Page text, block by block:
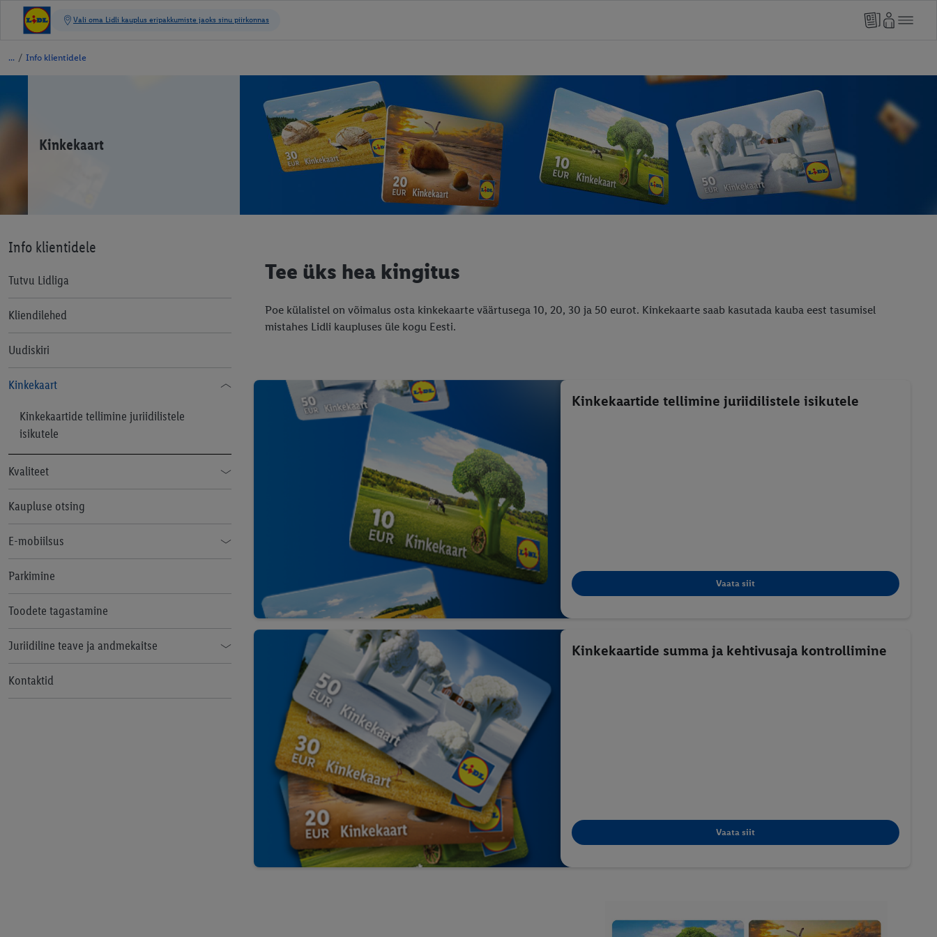
/ Info klientidele
Kinkekaart
Info klientidele
Tutvu Lidliga
Kliendilehed
Uudiskiri
Kinkekaart
Kinkekaartide tellimine juriidilistele
isikutele
Kvaliteet
Tööstuskaupade kvaliteedimärgid
Kaupluse otsing
E-mobiilsus
Elektrisõidukite laadimise tingimused
Parkimine
Toodete tagastamine
Juriidiline teave ja andmekaitse
Äripartnerite privaatsuspoliitika
Kontaktid
Tee üks hea kingitus
Poe külalistel on võimalus osta kinkekaarte väärtusega 10, 20, 30 ja 50 eurot. Kinkekaarte saab kasutada kauba eest tasumisel
mistahes Lidli kaupluses üle kogu Eesti.
Kinkekaartide tellimine juriidilistele isikutele
Vaata siit
Kinkekaartide summa ja kehtivusaja kontrollimine
Vaata siit